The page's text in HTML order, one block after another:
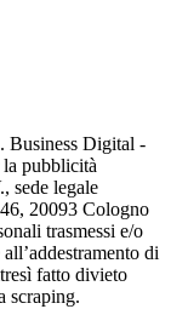
Business Digital -
pubblicità
sede legale
20093 Cologno
trasmessi e/o
di
fatto divieto
scraping.